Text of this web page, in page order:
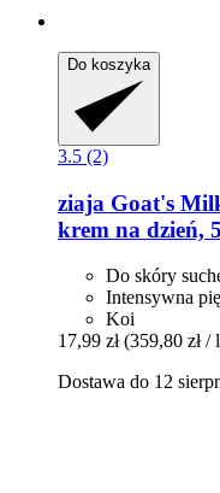
Do koszyka
3.5 (2)
ziaja Goat's
krem na dzień,
Do skóry
Intensywna
Koi
17,99 zł (359,80 zł /
Dostawa do 12